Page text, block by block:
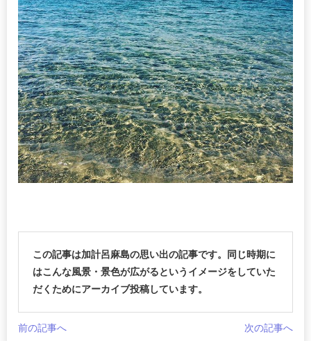
この記事は加計呂麻島の思い出の記事です。同じ時期に
はこんな風景・景色が広がるというイメージをしていた
だくためにアーカイブ投稿しています。
前の記事へ 次の記事へ